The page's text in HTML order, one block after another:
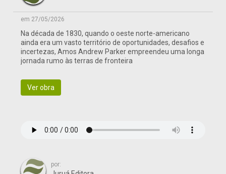
em 27/05/2026
Na década de 1830, quando o oeste norte-americano
ainda era um vasto território de oportunidades, desafios e
incertezas, Amos Andrew Parker empreendeu uma longa
jornada rumo às terras de fronteira
Ver obra
por: